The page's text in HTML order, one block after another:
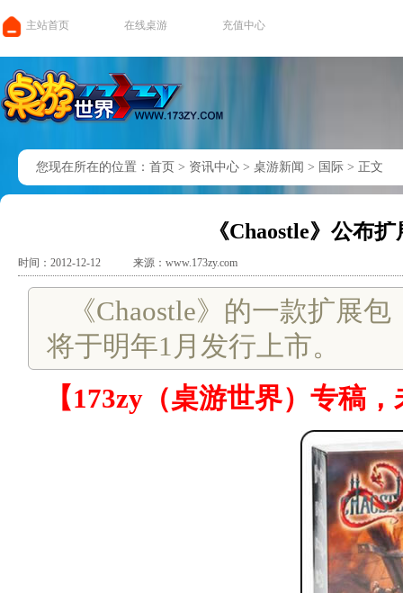
主站首页 在线桌游 充值中心
您现在所在的位置： 首页 > 资讯中心 > 桌游新闻 > 国际 > 正文
《Chaostle》公布
时间：2012-12-12 来源：www.173zy.com
《Chaostle》的一款扩展
将于明年1月发行上市。
【173zy（桌游世界）专稿